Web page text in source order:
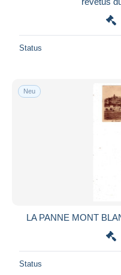
Status
Neu
LA PANNE MONT
Status